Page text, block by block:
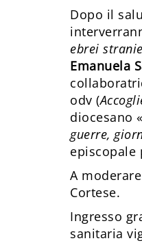
Dopo il
ebrei
Emanuela
odv (
diocesano
guerre,
episcopale
A
Cortese.
Ingresso
sanitaria